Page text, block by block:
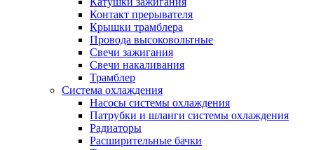
Контакт прерывателя
Крышки трамблера
Провода высоковольтные
Свечи зажигания
Свечи накаливания
Трамблер
Система охлаждения
Насосы системы охлаждения
Патрубки и шланги системы охлаждения
Радиаторы
Расширительные бачки